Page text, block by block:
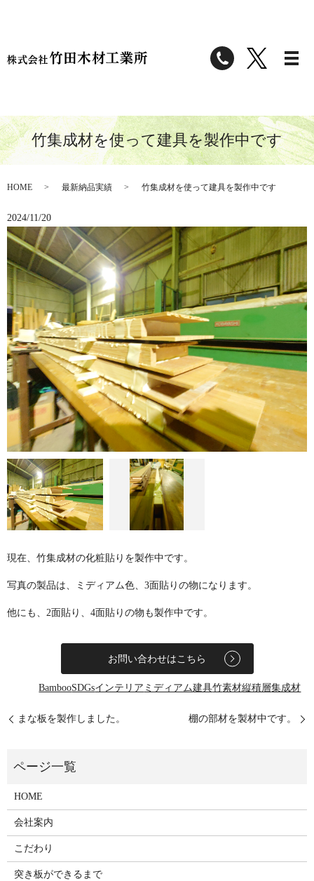
竹集成材を使って建具を製作中です
HOME 最新納品実績 竹集成材を使って建具を製作中です
2024/11/20
現在、竹集成材の化粧貼りを製作中です。
写真の製品は、ミディアム色、3面貼りの物になります。
他にも、2面貼り、4面貼りの物も製作中です。
お問い合わせはこちら
BambooSDGsインテリア ミディアム建具竹素材縦積層集成材
まな板を製作しました。 棚の部材を製材中です。
HOME
会社案内
こだわり
突き板ができるまで